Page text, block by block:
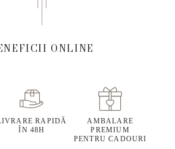
ONLINE
RAPIDĂ
ÎN 48H
AMBALARE
PREMIUM
PENTRU CADOURI